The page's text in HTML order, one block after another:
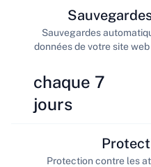
chaque 7
jours
Sauvegardes
données de votre site
Protection contre les